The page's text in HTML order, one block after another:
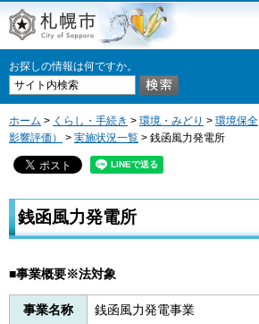
札幌市
お探しの情報は何ですか。
ホーム > くらし・手続き > 環境・みどり > 環境保全
影響評価）
> 実施状況一覧 > 銭函風力発電所
銭函風力発電所
■事業概要※法対象
事業名称 銭函風力発電事業